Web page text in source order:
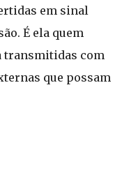
em sinal
É ela quem
transmitidas com
que possam